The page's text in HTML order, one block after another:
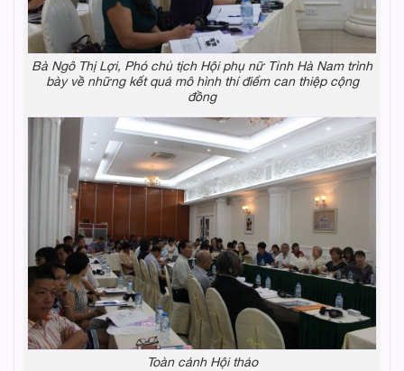
Bà Ngô Thị Lợi, Phó chủ tịch Hội phụ nữ Tỉnh Hà Nam trình
bày về những kết quả mô hình thí điểm can thiệp cộng
đồng
Toàn cảnh Hội thảo